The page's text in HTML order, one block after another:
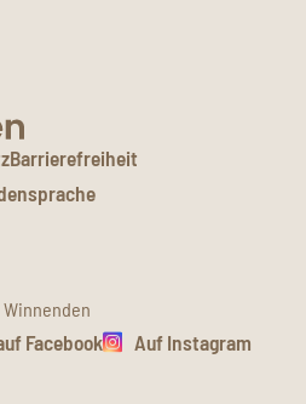
Barrierefreiheit
Facebook
Auf Instagram